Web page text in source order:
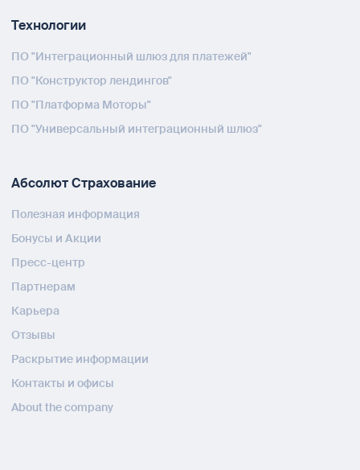
Технологии
ПО "Интеграционный шлюз для платежей"
ПО "Конструктор лендингов"
ПО "Платформа Моторы"
ПО "Универсальный интеграционный шлюз"
Абсолют Страхование
Полезная информация
Бонусы и Акции
Пресс-центр
Партнерам
Карьера
Отзывы
Раскрытие информации
Контакты и офисы
About the company